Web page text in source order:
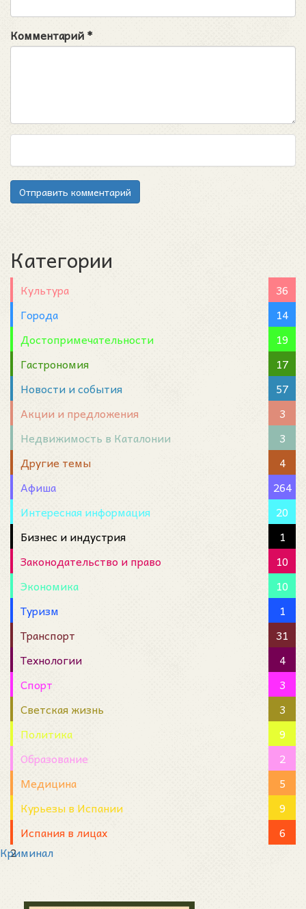
Комментарий*
Отправить комментарий
Категории
Культура
36
Города
14
Достопримечательности
19
Гастрономия
17
Новости и события
57
Акции и предложения
3
Недвижимость в Каталонии
3
Другие темы
4
Афиша
264
Интересная информация
20
Бизнес и индустрия
1
Законодательство и право
10
Экономика
10
Туризм
1
Транспорт
31
Технологии
4
Спорт
3
Светская жизнь
3
Политика
9
Образование
2
Медицина
5
Курьезы в Испании
9
Испания в лицах
6
Криминал
2